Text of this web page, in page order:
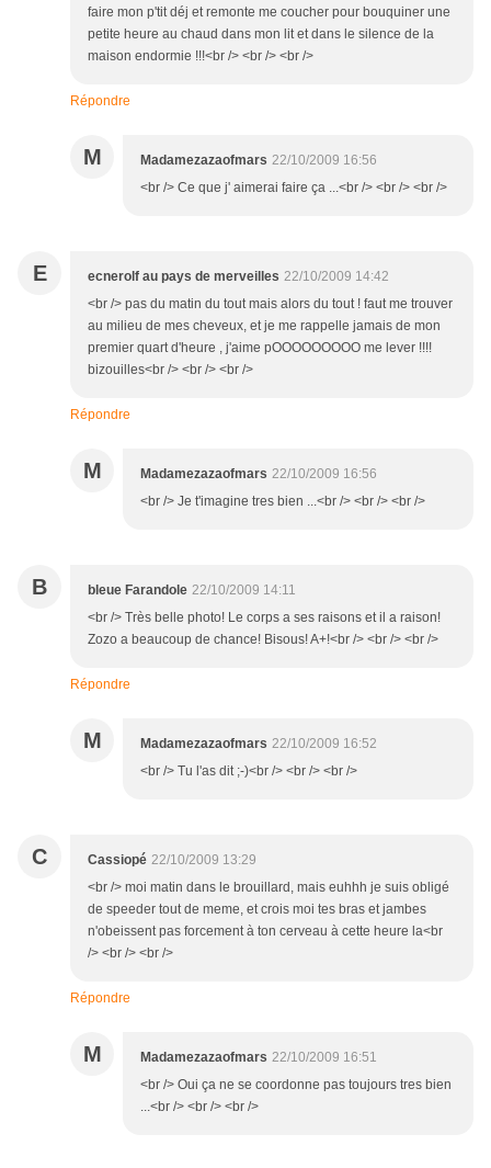
faire mon p'tit déj et remonte me coucher pour bouquiner une
petite heure au chaud dans mon lit et dans le silence de la
maison endormie !!!<br /> <br /> <br />
Répondre
M Madamezazaofmars 22/10/2009 16:56
<br /> Ce que j' aimerai faire ça ...<br /> <br /> <br />
E ecnerolf au pays de merveilles 22/10/2009 14:42
<br /> pas du matin du tout mais alors du tout ! faut me trouver
au milieu de mes cheveux, et je me rappelle jamais de mon
premier quart d'heure , j'aime pOOOOOOOOO me lever !!!!
bizouilles<br /> <br /> <br />
Répondre
M Madamezazaofmars 22/10/2009 16:56
<br /> Je t'imagine tres bien ...<br /> <br /> <br />
B bleue Farandole 22/10/2009 14:11
<br /> Très belle photo! Le corps a ses raisons et il a raison!
Zozo a beaucoup de chance! Bisous! A+!<br /> <br /> <br />
Répondre
M Madamezazaofmars 22/10/2009 16:52
<br /> Tu l'as dit ;-)<br /> <br /> <br />
C Cassiopé 22/10/2009 13:29
<br /> moi matin dans le brouillard, mais euhhh je suis obligé
de speeder tout de meme, et crois moi tes bras et jambes
n'obeissent pas forcement à ton cerveau à cette heure la<br
/> <br /> <br />
Répondre
M Madamezazaofmars 22/10/2009 16:51
<br /> Oui ça ne se coordonne pas toujours tres bien
...<br /> <br /> <br />